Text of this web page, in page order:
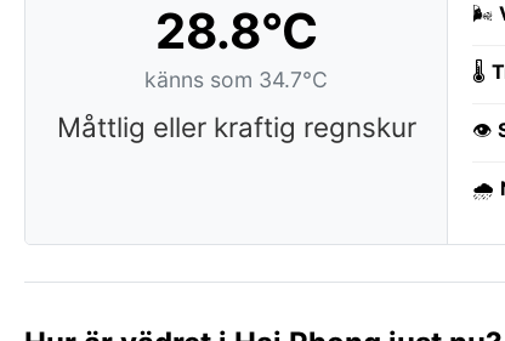
28.8°C
känns som 34.7°C
Måttlig eller kraftig regnskur
🌬️
🌡️
👁️
🌧️